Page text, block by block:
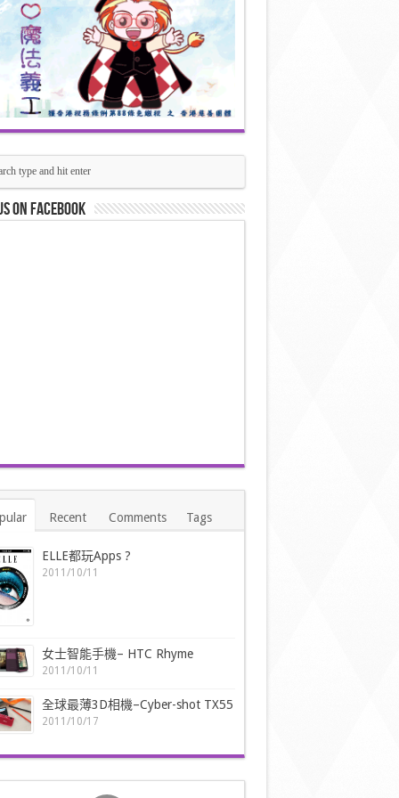
on Facebook
Recent Comments Tags
ELLE都玩Apps ?
2011/10/11
女士智能手機– HTC Rhyme
2011/10/11
全球最薄3D相機–Cyber-shot TX55
2011/10/17